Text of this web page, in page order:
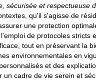
APPELEZ-NOUS
sécurisée et respectueuse
qu'il s'agisse de
une protection
de protocoles stricts
tout en préservant la
environnementales en
et des
cadre de vie serein et